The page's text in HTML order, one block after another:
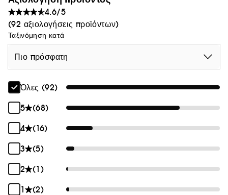
4.6/5
(92 αξιολογήσεις προϊόντων)
Ταξινόμηση κατά
Πιο πρόσφατη
Όλες (92)
5
(68)
4
(16)
3
(5)
2
(1)
1
(2)